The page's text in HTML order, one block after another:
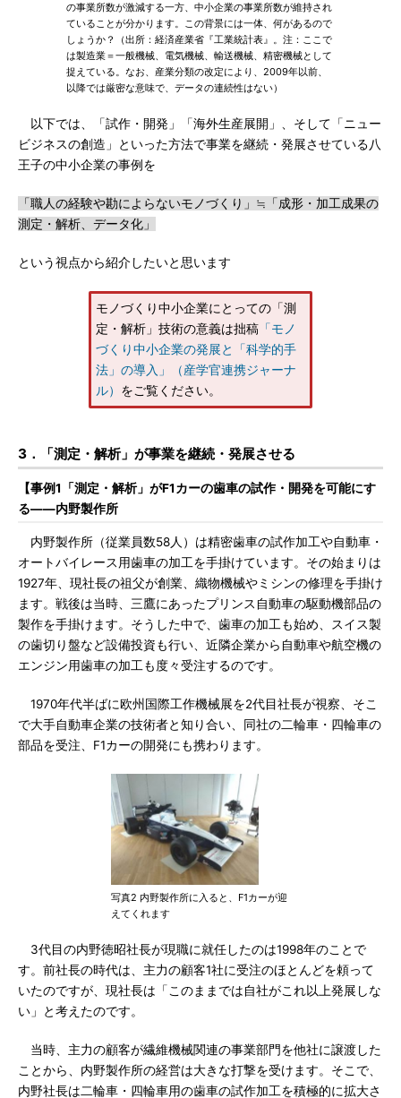
の事業所数が激減する一方、中小企業の事業所数が維持され
ていることが分かります。この背景には一体、何があるので
しょうか？（出所：経済産業省『工業統計表』。注：ここで
は製造業＝一般機械、電気機械、輸送機械、精密機械として
捉えている。なお、産業分類の改定により、2009年以前、
以降では厳密な意味で、データの連続性はない）
以下では、「試作・開発」「海外生産展開」、そして「ニュー
ビジネスの創造」といった方法で事業を継続・発展させている八
王子の中小企業の事例を
「職人の経験や勘によらないモノづくり」≒「成形・加工成果の
測定・解析、データ化」
という視点から紹介したいと思います
モノづくり中小企業にとっての「測
定・解析」技術の意義は拙稿 「モノ
づくり中小企業の発展と「科学的手
法」の導入」（産学官連携ジャーナ
ル） をご覧ください。
3．「測定・解析」が事業を継続・発展させる
【事例1「測定・解析」がF1カーの歯車の試作・開発を可能にす
る――内野製作所
内野製作所（従業員数58人）は精密歯車の試作加工や自動車・
オートバイレース用歯車の加工を手掛けています。その始まりは
1927年、現社長の祖父が創業、織物機械やミシンの修理を手掛け
ます。戦後は当時、三鷹にあったプリンス自動車の駆動機部品の
製作を手掛けます。そうした中で、歯車の加工も始め、スイス製
の歯切り盤など設備投資も行い、近隣企業から自動車や航空機の
エンジン用歯車の加工も度々受注するのです。
1970年代半ばに欧州国際工作機械展を2代目社長が視察、そこ
で大手自動車企業の技術者と知り合い、同社の二輪車・四輪車の
部品を受注、F1カーの開発にも携わります。
写真2 内野製作所に入ると、F1カーが迎
えてくれます
3代目の内野徳昭社長が現職に就任したのは1998年のことで
す。前社長の時代は、主力の顧客1社に受注のほとんどを頼って
いたのですが、現社長は「このままでは自社がこれ以上発展しな
い」と考えたのです。
当時、主力の顧客が繊維機械関連の事業部門を他社に譲渡した
ことから、内野製作所の経営は大きな打撃を受けます。そこで、
内野社長は二輪車・四輪車用の歯車の試作加工を積極的に拡大さ